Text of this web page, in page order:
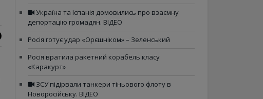
Україна та Іспанія домовились про взаємну
депортацію громадян. ВІДЕО
Росія готує удар «Орєшніком» – Зеленський
Росія вратила ракетний корабель класу
«Каракурт»
ЗСУ підірвали танкери тіньового флоту в
Новоросійську. ВІДЕО